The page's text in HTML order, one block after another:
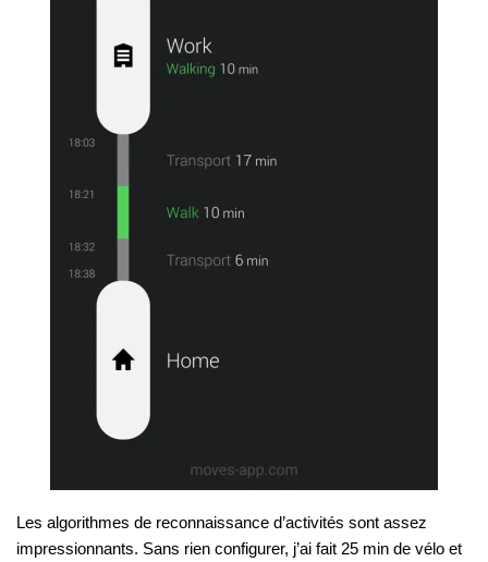
Les algorithmes de reconnaissance d’activités sont assez
impressionnants. Sans rien configurer, j’ai fait 25 min de vélo et